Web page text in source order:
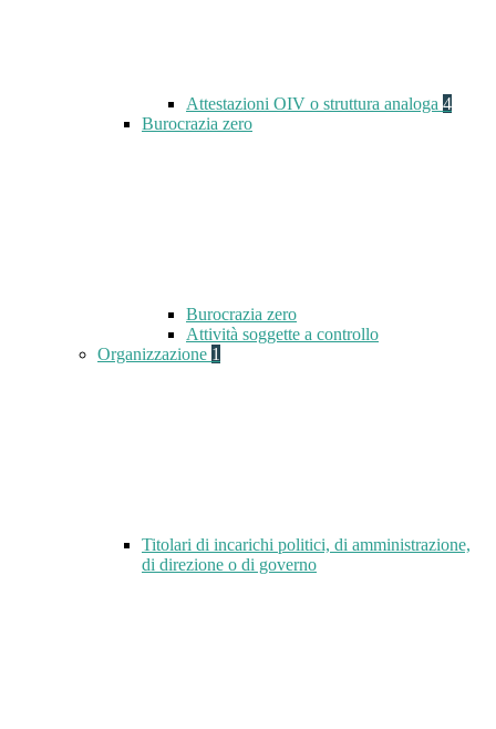
Attestazioni OIV o struttura analoga 4
Burocrazia zero
Burocrazia zero
Attività soggette a controllo
Organizzazione 1
Titolari di incarichi politici, di amministrazione,
di direzione o di governo